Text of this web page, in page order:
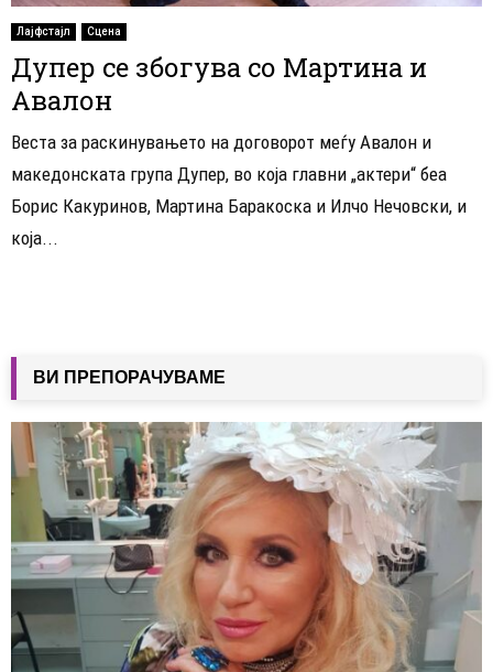
Лајфстајл Сцена
Дупер се збогува со Мартина и
Авалон
Веста за раскинувањето на договорот меѓу Авалон и
македонската група Дупер, во која главни „актери“ беа
Борис Какуринов, Мартина Баракоска и Илчо Нечовски, и
која...
ВИ ПРЕПОРАЧУВАМЕ